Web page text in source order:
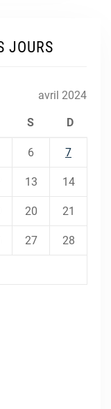
JOURS
avril 2024
S D
6 7
13 14
20 21
27 28